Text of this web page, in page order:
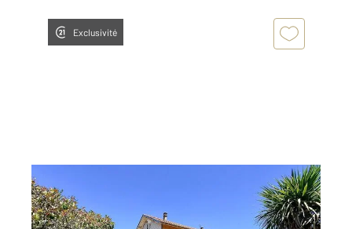
Exclusivité
SEMEAC 65
72,02 m
Ref : 3707